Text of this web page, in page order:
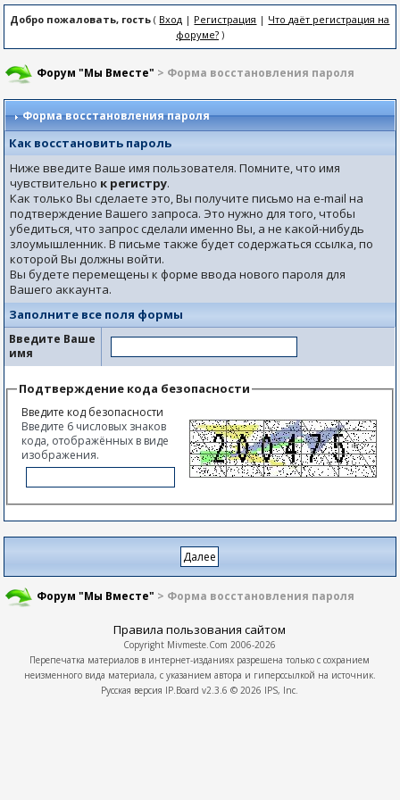
Добро пожаловать, гость ( Вход | Регистрация | Что даёт регистрация на
форуме?)
Форум "Мы Вместе" > Форма восстановления пароля
Форма восстановления пароля
Как восстановить пароль
Ниже введите Ваше имя пользователя. Помните, что имя
чувствительно к регистру.
Как только Вы сделаете это, Вы получите письмо на e-mail на
подтверждение Вашего запроса. Это нужно для того, чтобы
убедиться, что запрос сделали именно Вы, а не какой-нибудь
злоумышленник. В письме также будет содержаться ссылка, по
которой Вы должны войти.
Вы будете перемещены к форме ввода нового пароля для
Вашего аккаунта.
Заполните все поля формы
Введите Ваше
имя
Подтверждение кода безопасности
Введите код безопасности
Введите 6 числовых знаков
кода, отображённых в виде
изображения.
Форум "Мы Вместе" > Форма восстановления пароля
Правила пользования сайтом
Copyright Mivmeste.Com 2006-2026
Перепечатка материалов в интернет-изданиях разрешена только с сохранием
неизменного вида материала, с указанием автора и гиперссылкой на источник.
Русская версия IP.Board v2.3.6 © 2026 IPS, Inc.